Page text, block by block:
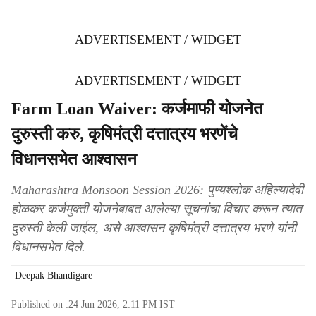
ADVERTISEMENT / WIDGET
ADVERTISEMENT / WIDGET
Farm Loan Waiver: कर्जमाफी योजनेत
दुरुस्ती करु, कृषिमंत्री दत्तात्रय भरणेंचे
विधानसभेत आश्वासन
Maharashtra Monsoon Session 2026: पुण्यश्लोक अहिल्यादेवी
होळकर कर्जमुक्ती योजनेबाबत आलेल्या सूचनांचा विचार करून त्यात
दुरुस्ती केली जाईल, असे आश्वासन कृषिमंत्री दत्तात्रय भरणे यांनी
विधानसभेत दिले.
Deepak Bhandigare
Published on :24 Jun 2026, 2:11 PM IST